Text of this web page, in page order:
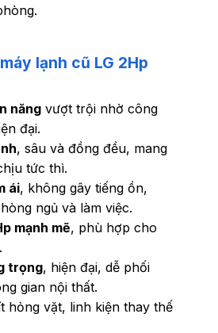
lạnh cũ LG 2Hp
năngvượt trội nhờ công
đại.
, sâu và đồng đều, mang
tức thì.
ái, không gây tiếng ồn,
ngủ và làm việc.
mạnh mẽ, phù hợp cho
trọng, hiện đại, dễ phối
gian nội thất.
hỏng vặt, linh kiện thay thế